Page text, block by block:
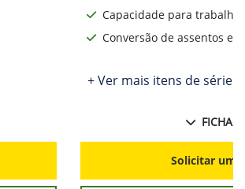
Capacidade para
Conversão de assentos e
+ Ver mais itens de série
FICHA
Solicitar